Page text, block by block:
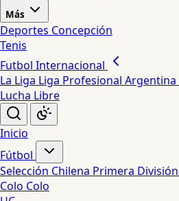
Más
Deportes Concepción
Tenis
Futbol Internacional
La Liga Liga Profesional Argentina
Lucha Libre
Inicio
Fútbol
Selección Chilena Primera División
Colo Colo